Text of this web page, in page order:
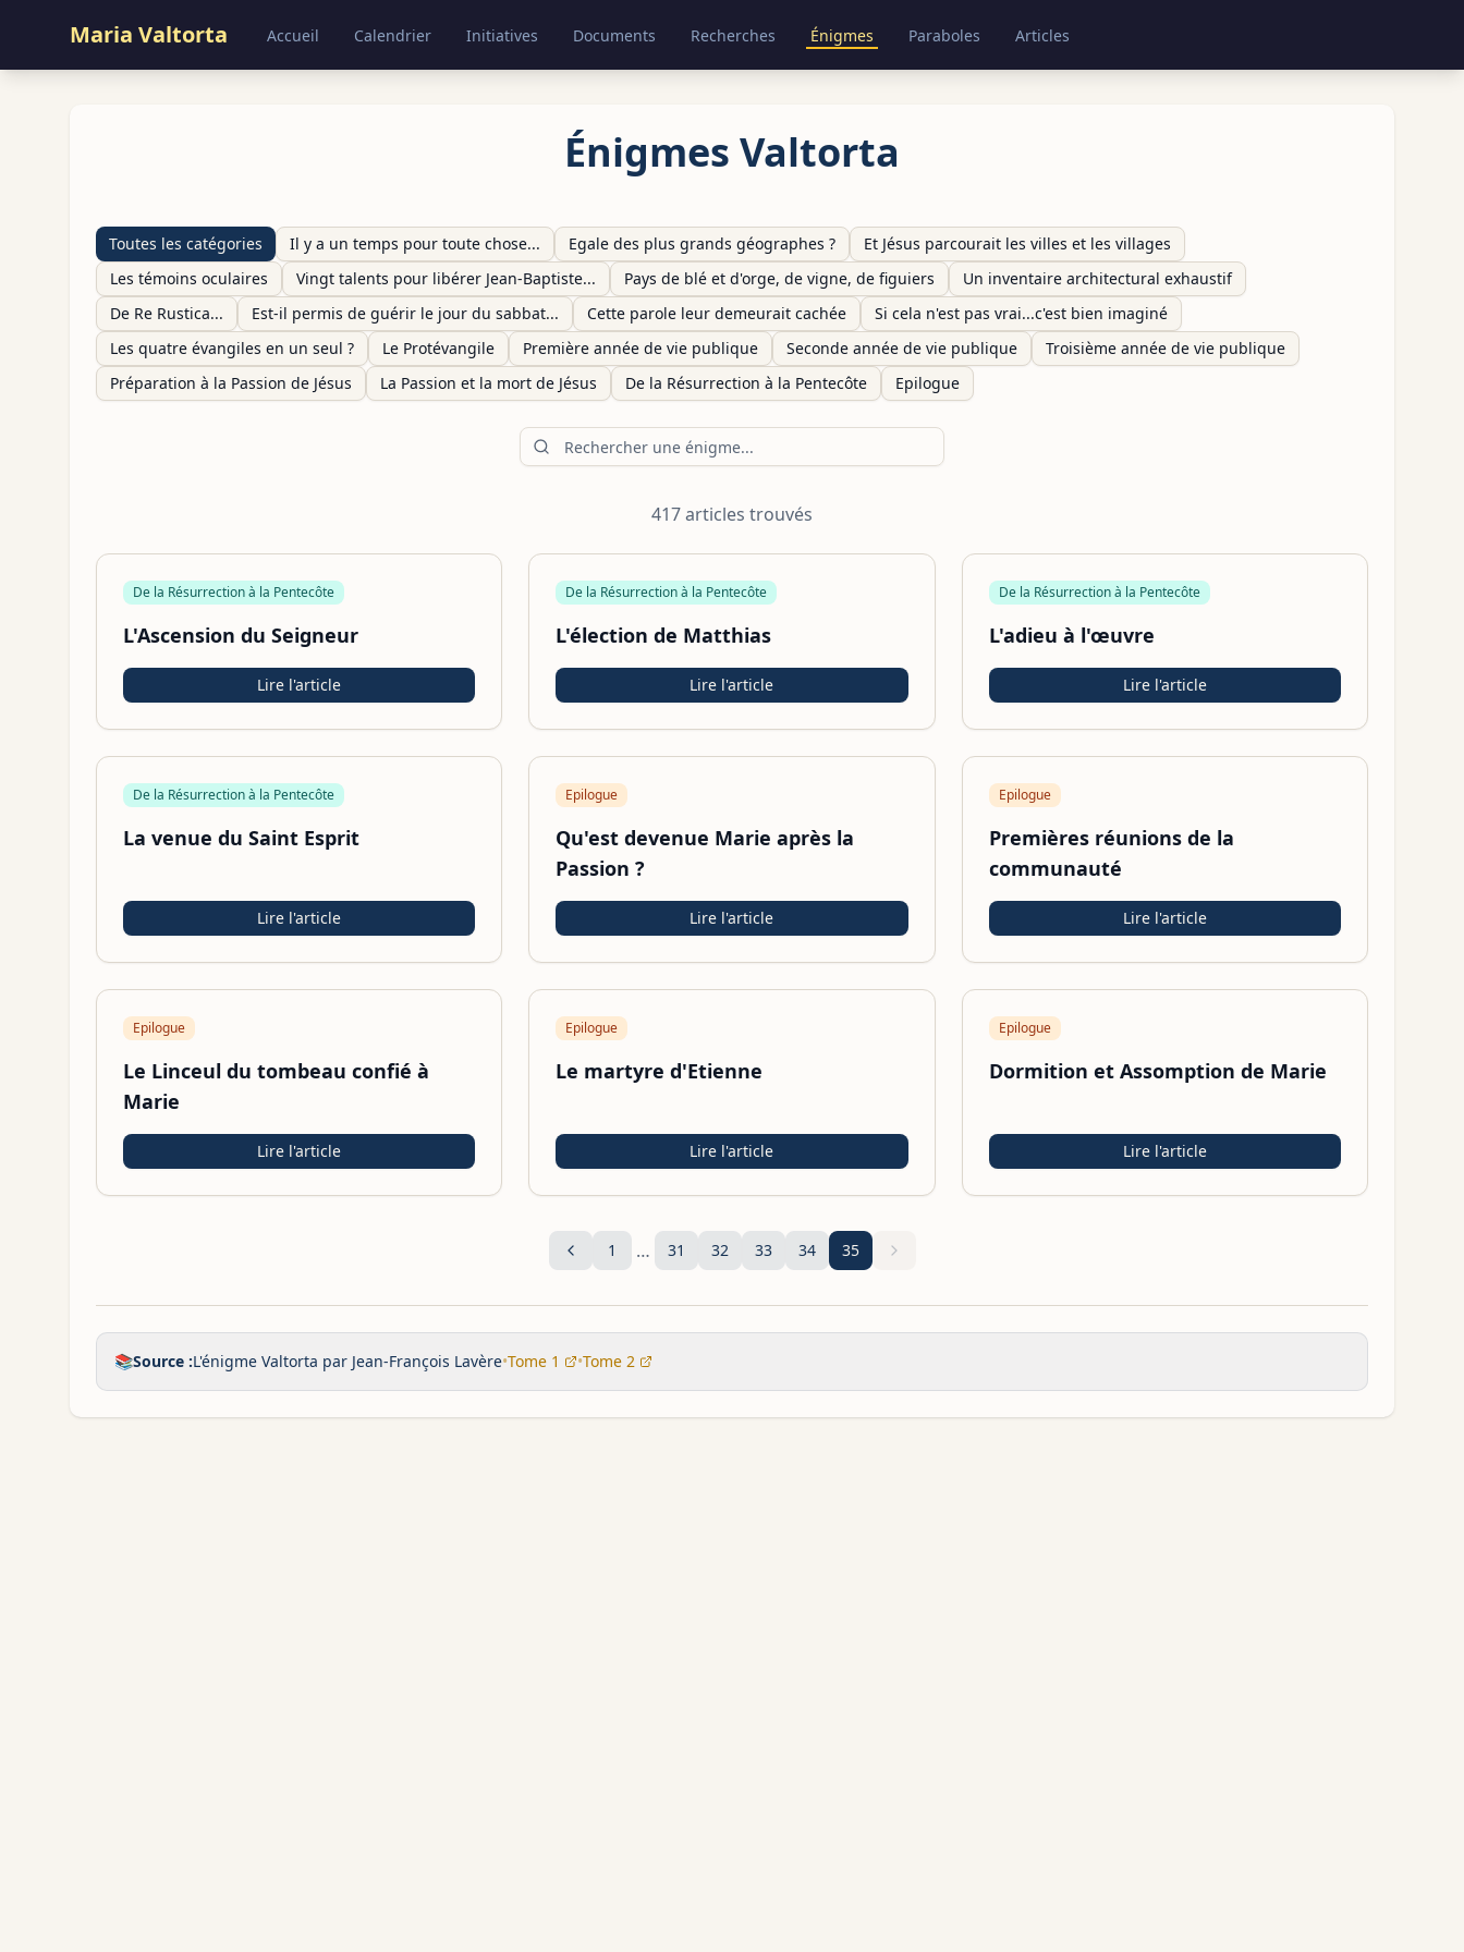
Maria Valtorta Accueil Calendrier Initiatives Documents Recherches Énigmes Paraboles Articles
Énigmes Valtorta
Toutes les catégories Il y a un temps pour toute chose... Egale des plus grands géographes ?
Et Jésus parcourait les villes et les villages
Les témoins oculaires
Vingt talents pour libérer Jean-Baptiste... Pays de blé et d'orge, de vigne, de figuiers
Un inventaire architectural exhaustif
De Re Rustica...
Est-il permis de guérir le jour du sabbat... Cette parole leur demeurait cachée
Si cela n'est pas vrai...c'est bien imaginé
Les quatre évangiles en un seul ?
Le Protévangile Première année de vie publique Seconde année de vie publique
Troisième année de vie publique
Préparation à la Passion de Jésus
La Passion et la mort de Jésus De la Résurrection à la Pentecôte Epilogue
417articles trouvés
De la Résurrection à la Pentecôte
L'Ascension du Seigneur
Lire l'article
De la Résurrection à la Pentecôte
L'élection de Matthias
Lire l'article
De la Résurrection à la Pentecôte
L'adieu à l'œuvre
Lire l'article
De la Résurrection à la Pentecôte
La venue du Saint Esprit
Lire l'article
Epilogue
Qu'est devenue Marie après la
Passion ?
Lire l'article
Epilogue
Premières réunions de la
communauté
Lire l'article
Epilogue
Le Linceul du tombeau confié à
Marie
Lire l'article
Epilogue
Le martyre d'Etienne
Lire l'article
Epilogue
Dormition et Assomption de Marie
Lire l'article
1 … 31 32 33 34 35
📚Source :L'énigme Valtorta par Jean-François Lavère•Tome 1 •Tome 2